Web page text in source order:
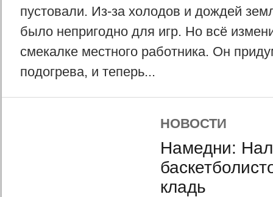
пустовали. Из-за холодов и дождей
было непригодно для игр. Но всё
смекалке местного работника. Он
подогрева, и теперь...
НОВОСТИ
Намедни:
кладь